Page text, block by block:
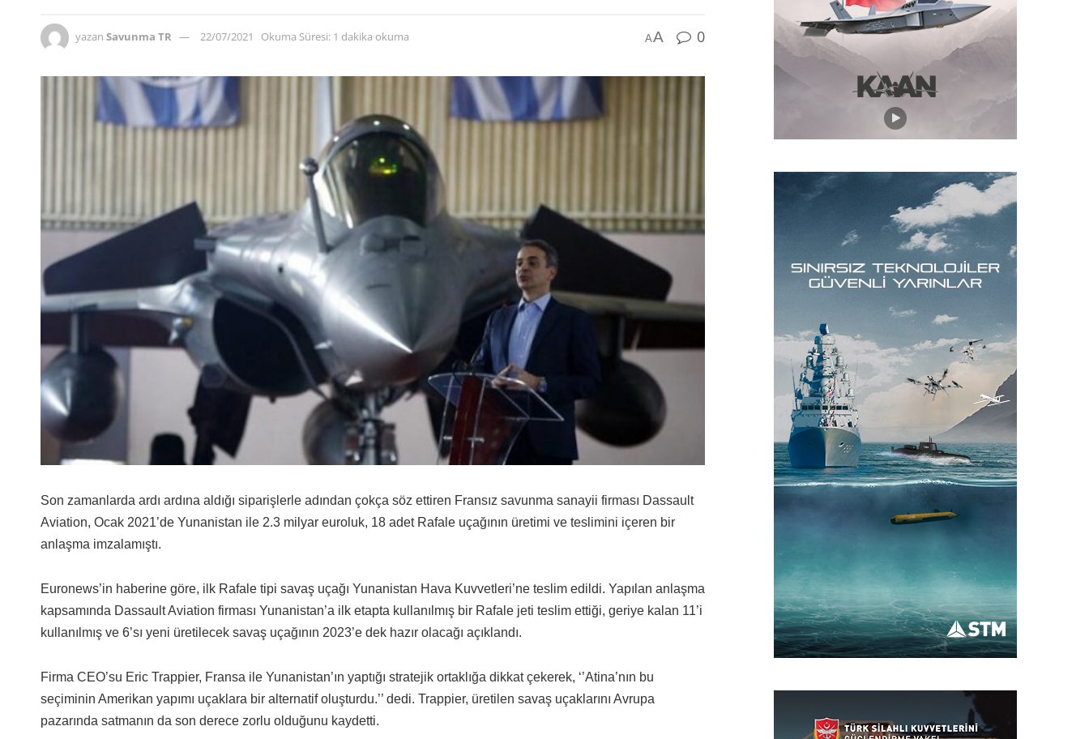
yazan Savunma TR 22/07/2021 Okuma Süresi: 1 dakika okuma AA 0
Son zamanlarda ardı ardına aldığı siparişlerle adından çokça söz ettiren Fransız savunma sanayii firması Dassault
Aviation, Ocak 2021’de Yunanistan ile 2.3 milyar euroluk, 18 adet Rafale uçağının üretimi ve teslimini içeren bir
anlaşma imzalamıştı.
Euronews’in haberine göre, ilk Rafale tipi savaş uçağı Yunanistan Hava Kuvvetleri’ne teslim edildi. Yapılan anlaşma
kapsamında Dassault Aviation firması Yunanistan’a ilk etapta kullanılmış bir Rafale jeti teslim ettiği, geriye kalan 11’i
kullanılmış ve 6’sı yeni üretilecek savaş uçağının 2023’e dek hazır olacağı açıklandı.
Firma CEO’su Eric Trappier, Fransa ile Yunanistan’ın yaptığı stratejik ortaklığa dikkat çekerek, ‘’Atina’nın bu
seçiminin Amerikan yapımı uçaklara bir alternatif oluşturdu.’’ dedi. Trappier, üretilen savaş uçaklarını Avrupa
pazarında satmanın da son derece zorlu olduğunu kaydetti.